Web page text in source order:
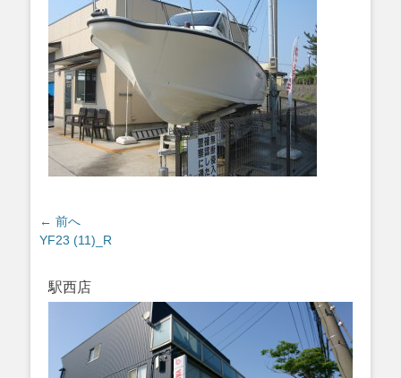
投
稿
ビ
ゲ
← 前へ
過
投
YF23 (11)_R
駅西店